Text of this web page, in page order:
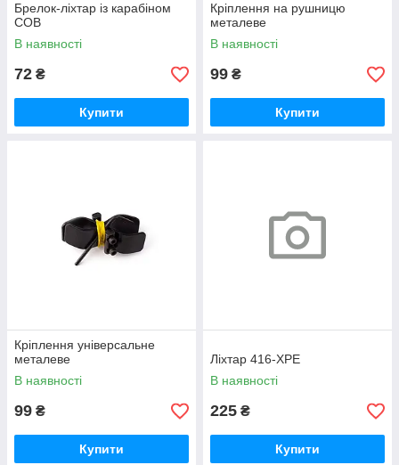
Брелок-ліхтар із карабіном
COB
В наявності
72 ₴
Купити
Кріплення на рушницю
металеве
В наявності
99 ₴
Купити
Кріплення універсальне
металеве
В наявності
99 ₴
Купити
Ліхтар 416-XPE
В наявності
225 ₴
Купити